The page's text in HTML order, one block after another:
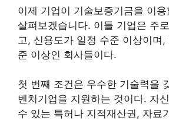
이제 기업이 기술보증기금을 이
살펴보겠습니다. 이들 기업은 주
고, 신용도가 일정 수준 이상이며
준 이상인 회사들이다.
첫 번째 조건은 우수한 기술력을
벤처기업을 지원하는 것이다. 자
수 있는 특허나 지적재산권, 자료